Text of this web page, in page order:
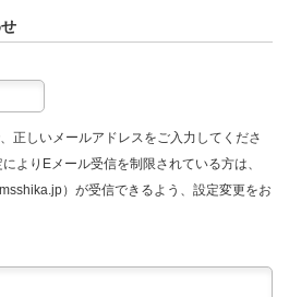
正しいメールアドレスをご入力してくださ
よりEメール受信を制限されている方は、
）が受信できるよう、設定変更をお